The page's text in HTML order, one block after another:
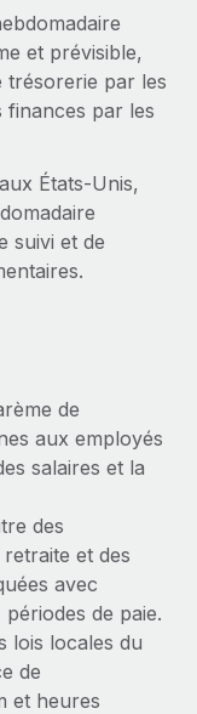
des
en
informatiques
en toute
de vos
assistées par
:
des
entreprises de
et prévisible,
trésorerie par les
finances par les
États-Unis,
suivi et de
de
aux employés
salaires et la
des
et des
avec
de paie.
lois locales du
de
et heures